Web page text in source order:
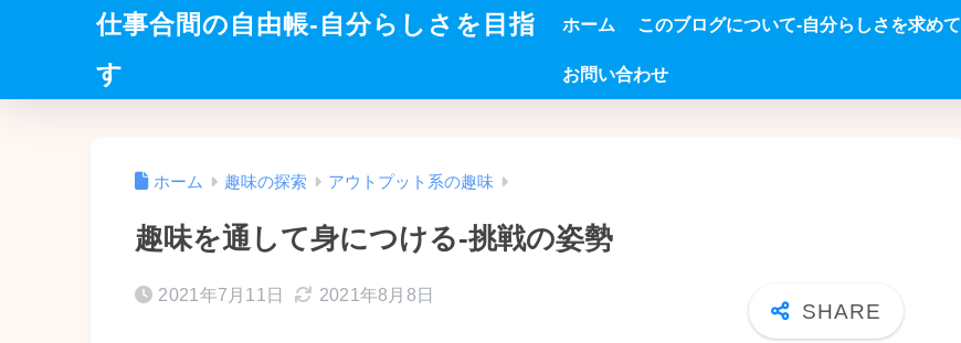
仕事合間の自由帳-自分らしさを目指
す
ホーム このブログについて-自分らしさを求めて
お問い合わせ
ホーム 趣味の探索 アウトプット系の趣味
趣味を通して身につける-挑戦の姿勢
2021年7月11日 2021年8月8日